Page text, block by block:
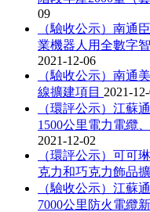
09
（驗收公示）南通
業機器人用全數字
2021-12-06
（驗收公示）南通
線擴建項目 2021-
（環評公示）江蘇
1500公里電力電纜
2021-12-02
（環評公示）可可
克力和巧克力飾品
（驗收公示）江蘇
7000公里防火電纜